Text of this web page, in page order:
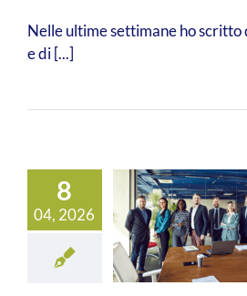
Nelle ultime settimane ho scritto
e di [...]
8
04, 2026